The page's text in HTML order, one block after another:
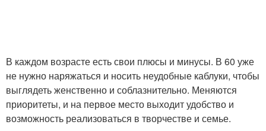
В каждом возрасте есть свои плюсы и минусы. В 60 уже
не нужно наряжаться и носить неудобные каблуки, чтобы
выглядеть женственно и соблазнительно. Меняются
приоритеты, и на первое место выходит удобство и
возможность реализоваться в творчестве и семье.